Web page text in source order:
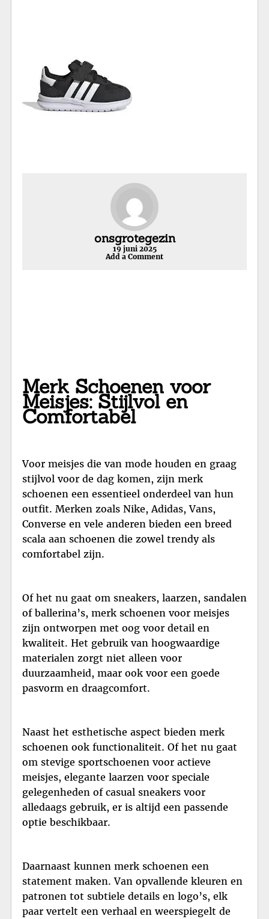
onsgrotegezin
19 juni 2025
Add a Comment
Merk Schoenen voor
Meisjes: Stijlvol en
Comfortabel
Voor meisjes die van mode houden en graag
stijlvol voor de dag komen, zijn merk
schoenen een essentieel onderdeel van hun
outfit. Merken zoals Nike, Adidas, Vans,
Converse en vele anderen bieden een breed
scala aan schoenen die zowel trendy als
comfortabel zijn.
Of het nu gaat om sneakers, laarzen, sandalen
of ballerina’s, merk schoenen voor meisjes
zijn ontworpen met oog voor detail en
kwaliteit. Het gebruik van hoogwaardige
materialen zorgt niet alleen voor
duurzaamheid, maar ook voor een goede
pasvorm en draagcomfort.
Naast het esthetische aspect bieden merk
schoenen ook functionaliteit. Of het nu gaat
om stevige sportschoenen voor actieve
meisjes, elegante laarzen voor speciale
gelegenheden of casual sneakers voor
alledaags gebruik, er is altijd een passende
optie beschikbaar.
Daarnaast kunnen merk schoenen een
statement maken. Van opvallende kleuren en
patronen tot subtiele details en logo’s, elk
paar vertelt een verhaal en weerspiegelt de